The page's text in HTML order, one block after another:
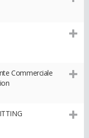
Commerciale